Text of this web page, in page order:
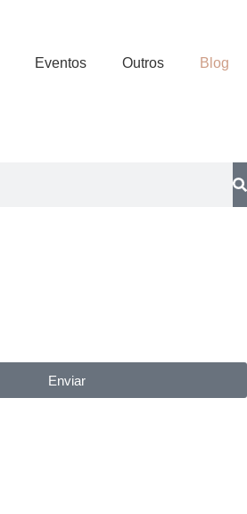
Eventos Outros Blog
Enviar